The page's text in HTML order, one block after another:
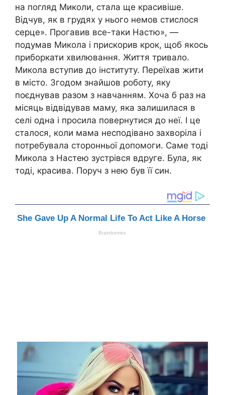
на погляд Миколи, стала ще красивіше.
Відчув, як в грудях у нього немов стислося
серце». Прогавив все-таки Настю», —
подумав Микола і прискорив крок, щоб якось
приборкати хвилювання. Життя тривало.
Микола вступив до інституту. Переїхав жити
в місто. Згодом знайшов роботу, яку
поєднував разом з навчанням. Хоча б раз на
місяць відвідував маму, яка залишилася в
селі одна і просила повернутися до неї. І це
сталося, коли мама несподівано захворіла і
потребувала сторонньої допомоги. Саме тоді
Микола з Настею зустрівся вдруге. Була, як
тоді, красива. Поруч з нею був її син.